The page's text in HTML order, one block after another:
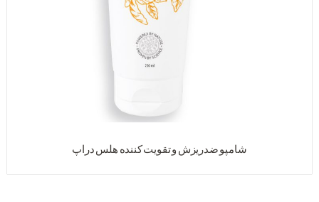
شامپو ضدریزش و تقویت کننده هلس دراپ